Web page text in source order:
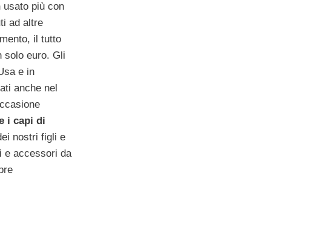
usato più con
ad altre
il tutto
solo euro. Gli
e in
anche nel
i capi di
nostri figli e
e accessori da